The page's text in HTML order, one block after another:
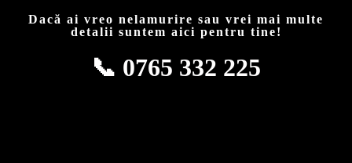
Dacă ai vreo nelamurire sau vrei mai multe
detalii suntem aici pentru tine!
📞 0765 332 225